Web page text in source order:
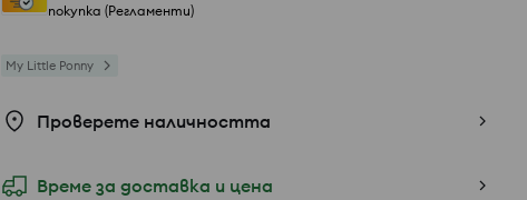
покупка (Регламенти)
My Little Ponny
Проверете наличността
Време за доставка и цена